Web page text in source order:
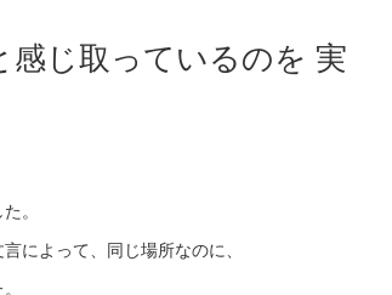
じ取っているのを 実
。
によって、同じ場所なのに、